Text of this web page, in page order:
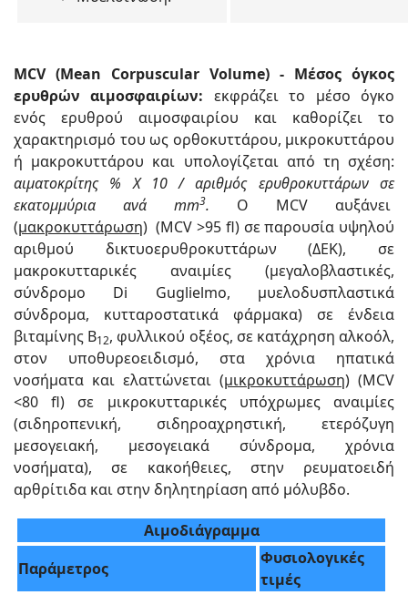
MCV (Mean Corpuscular Volume) - Μέσος όγκος
ερυθρών αιμοσφαιρίων: εκφράζει το μέσο όγκο
ενός ερυθρού αιμοσφαιρίου και καθορίζει το
χαρακτηρισμό του ως ορθοκυττάρου, μικροκυττάρου
ή μακροκυττάρου και υπολογίζεται από τη σχέση:
αιματοκρίτης % Χ 10 / αριθμός ερυθροκυττάρων σε
εκατομμύρια ανά mm3. Ο MCV αυξάνει
(μακροκυττάρωση) (MCV >95 fl) σε παρουσία υψηλού
αριθμού δικτυοερυθροκυττάρων (ΔΕΚ), σε
μακροκυτταρικές αναιμίες (μεγαλοβλαστικές,
σύνδρομο Di Guglielmo, μυελοδυσπλαστικά
σύνδρομα, κυτταροστατικά φάρμακα) σε ένδεια
βιταμίνης Β12, φυλλικού οξέος, σε κατάχρηση αλκοόλ,
στον υποθυρεοειδισμό, στα χρόνια ηπατικά
νοσήματα και ελαττώνεται (μικροκυττάρωση) (MCV
<80 fl) σε μικροκυτταρικές υπόχρωμες αναιμίες
(σιδηροπενική, σιδηροαχρηστική, ετερόζυγη
μεσογειακή, μεσογειακά σύνδρομα, χρόνια
νοσήματα), σε κακοήθειες, στην ρευματοειδή
αρθρίτιδα και στην δηλητηρίαση από μόλυβδο.
Αιμοδιάγραμμα
Παράμετρος
Φυσιολογικές
τιμές